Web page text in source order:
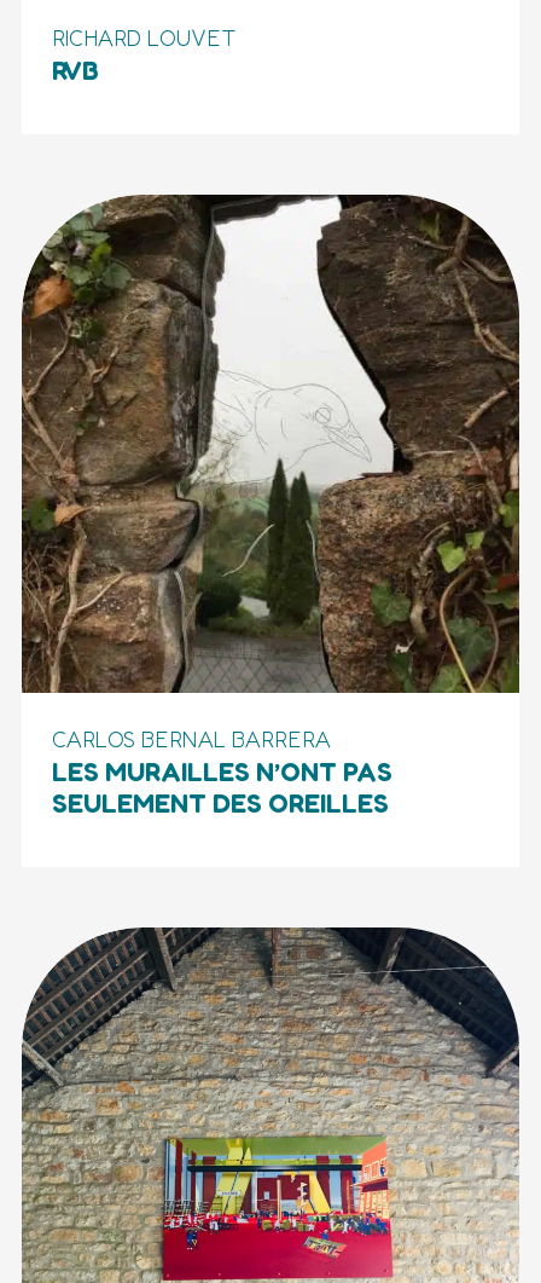
RICHARD LOUVET
RVB
CARLOS BERNAL BARRERA
LES MURAILLES N’ONT PAS
SEULEMENT DES OREILLES